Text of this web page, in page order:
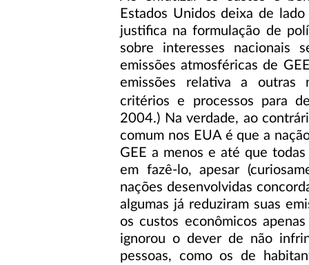
Estados Unidos deixa de
justifica na formulação de
sobre interesses nacionais
emissões atmosféricas de
emissões relativa a outras
critérios e processos para
2004.) Na verdade, ao
comum nos EUA é que a
GEE a menos e até que
em fazê-lo, apesar
nações desenvolvidas
algumas já reduziram suas
os custos econômicos
ignorou o dever de não
pessoas, como os de